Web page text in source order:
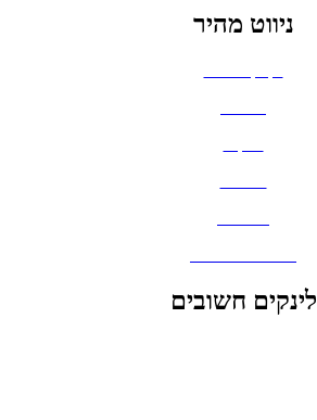
ניווט מהיר
לינקים חשובים